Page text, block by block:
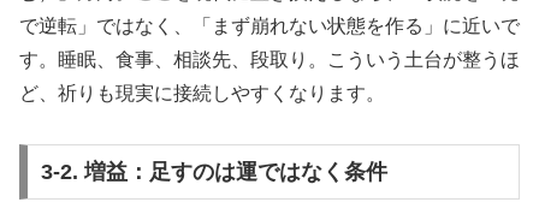
で逆転」ではなく、「まず崩れない状態を作る」に近いで
す。睡眠、食事、相談先、段取り。こういう土台が整うほ
ど、祈りも現実に接続しやすくなります。
3-2. 増益：足すのは運ではなく条件